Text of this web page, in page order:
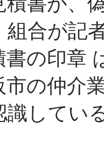
組合が記
書の印章
市の仲介
識してい